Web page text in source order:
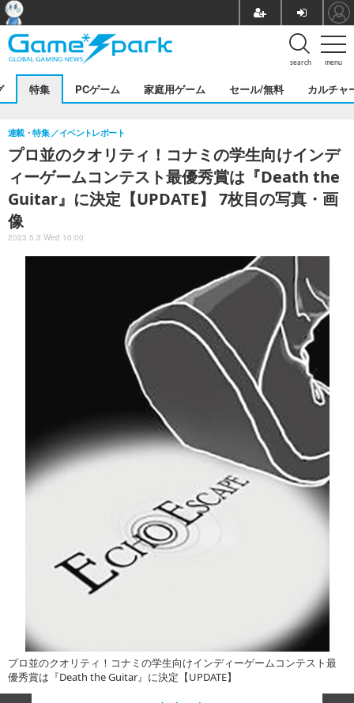
menu
search
特集 PCゲーム 家庭用ゲーム セール/無料 カルチャ
プロ並のクオリティ！コナミの学生向けインデ
ィーゲームコンテスト最優秀賞は『Death the
Guitar』に決定【UPDATE】 7枚目の写真・画
像
連載・特集 イベントレポート
2023.5.3 Wed 10:00
プロ並のクオリティ！コナミの学生向けインディーゲームコンテスト最
優秀賞は『Death the Guitar』に決定【UPDATE】